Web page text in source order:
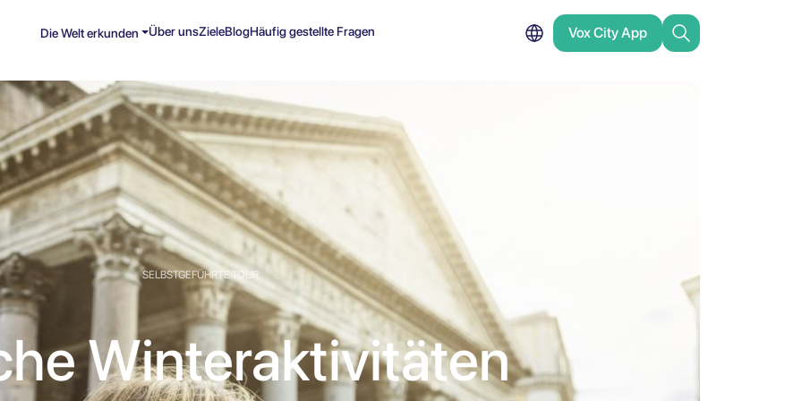
Die Welt erkunden Über unsZieleBlogHäufig gestellte Fragen Vox City App
SELBSTGEFÜHRTE TOUR
Winteraktivitäten